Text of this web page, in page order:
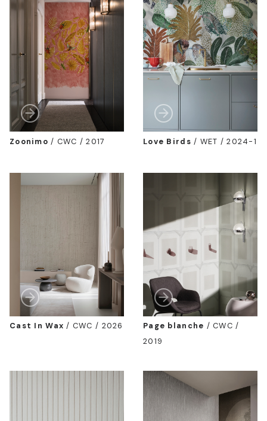
Zoonimo / CWC / 2017 Love Birds / WET / 2024-1
Cast In Wax / CWC / 2026 Page blanche /CWC /
2019